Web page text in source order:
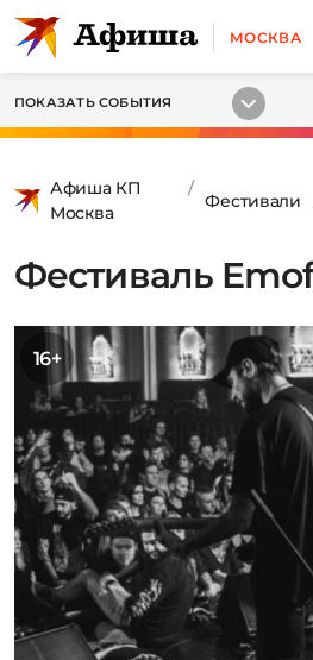
МОСКВА
ПОКАЗАТЬ СОБЫТИЯ
Афиша КП
Москва
Фестивали
Фестиваль
16+